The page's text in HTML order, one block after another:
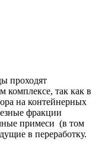
проходят
комплексе, так как в
на контейнерных
фракции
примеси (в том
в переработку.